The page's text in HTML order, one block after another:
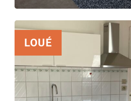
LOUÉ